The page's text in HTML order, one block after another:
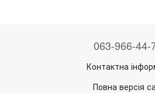
063-966-44-
Контактна
Повна версія